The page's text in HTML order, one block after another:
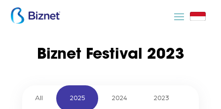
Biznet Festival 2023
All 2025 2024 2023